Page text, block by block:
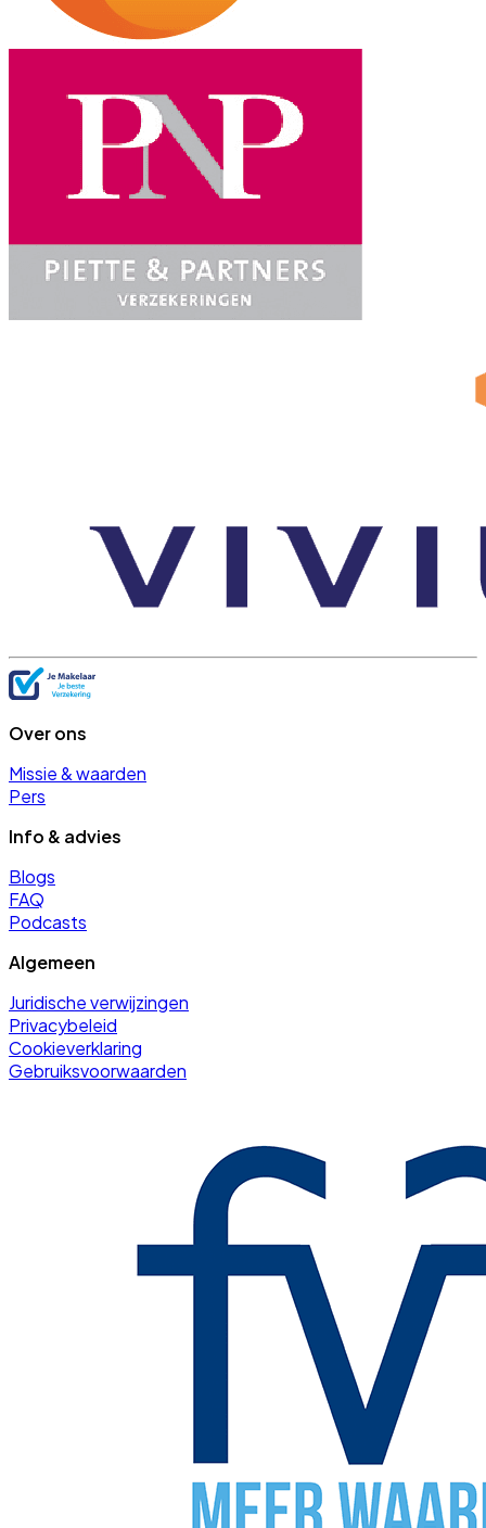
Over ons
Missie & waarden
Pers
Info & advies
Blogs
FAQ
Podcasts
Algemeen
Juridische verwijzingen
Privacybeleid
Cookieverklaring
Gebruiksvoorwaarden